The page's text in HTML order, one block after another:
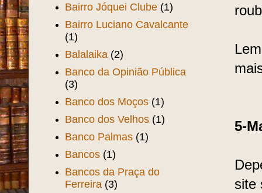
5-
site
Bairro Jóquei Clube (1)
Bairro Luciano Cavalcante
(1)
Balalaika (2)
Banco da Opinião Pública
(3)
Banco dos Moços (1)
Banco dos Velhos (1)
Banco Palmas (1)
Bancos (1)
Bancos da Praça do
Ferreira (3)